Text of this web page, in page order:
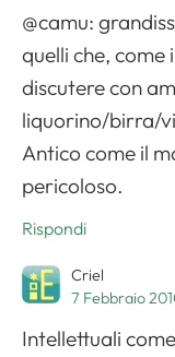
@camu:
quelli che, come
discutere con
liquorino/birra/
Antico come il
pericoloso.
Rispondi
Criel
7 Febbraio
Intellettuali